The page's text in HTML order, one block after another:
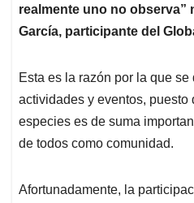
realmente uno no observa”
García, participante del
Esta es la razón por la que
actividades y eventos,
especies es de suma
de todos como comunidad.
Afortunadamente, la